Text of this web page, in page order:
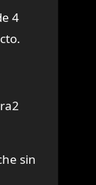
4
sin